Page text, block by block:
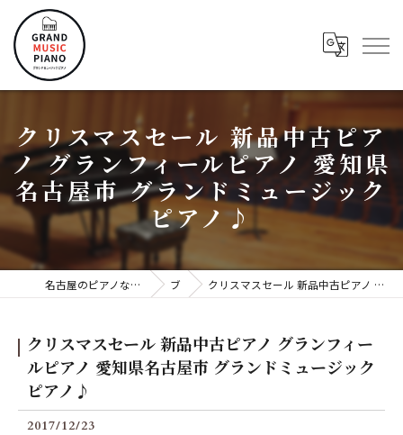
クリスマスセール 新品中古ピア
ノ グランフィールピアノ 愛知県
名古屋市 グランドミュージック
ピアノ♪
名古屋のピアノならグランドミュージックピアノ株式会社 ブログ クリスマスセール 新品中古ピアノ グランフィールピアノ 愛知県名古屋市 グランドミュージックピアノ♪
クリスマスセール 新品中古ピアノ グランフィー
ルピアノ 愛知県名古屋市 グランドミュージック
ピアノ♪
2017/12/23